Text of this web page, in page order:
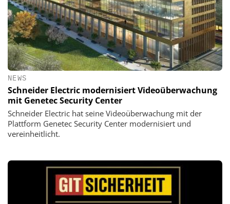
NEWS
Schneider Electric modernisiert Videoüberwachung
mit Genetec Security Center
Schneider Electric hat seine Videoüberwachung mit der
Plattform Genetec Security Center modernisiert und
vereinheitlicht.